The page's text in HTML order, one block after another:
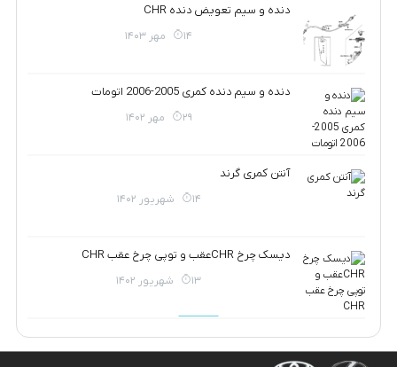
دنده و سیم تعویض دنده CHR
14 مهر 1403
دنده و سیم دنده کمری 2005-2006 اتومات
29 مهر 1402
آنتن کمری گرند
14 شهریور 1402
دیسک چرخ CHRعقب و توپی چرخ عقب CHR
13 شهریور 1402